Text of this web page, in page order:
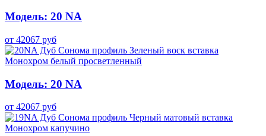
Модель: 20 NA
от 42067 руб
Модель: 20 NA
от 42067 руб